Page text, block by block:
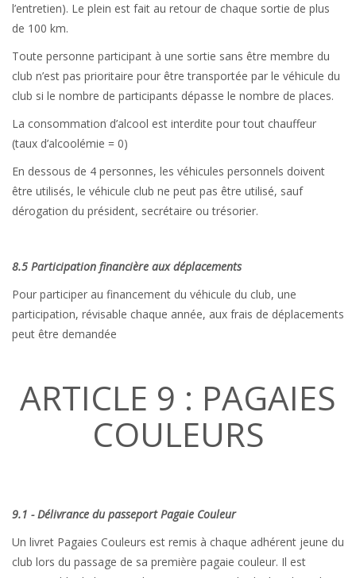
l’entretien). Le plein est fait au retour de chaque sortie de plus
de 100 km.
Toute personne participant à une sortie sans être membre du
club n’est pas prioritaire pour être transportée par le véhicule du
club si le nombre de participants dépasse le nombre de places.
La consommation d’alcool est interdite pour tout chauffeur
(taux d’alcoolémie = 0)
En dessous de 4 personnes, les véhicules personnels doivent
être utilisés, le véhicule club ne peut pas être utilisé, sauf
dérogation du président, secrétaire ou trésorier.
8.5 Participation financière aux déplacements
Pour participer au financement du véhicule du club, une
participation, révisable chaque année, aux frais de déplacements
peut être demandée
ARTICLE 9 : PAGAIES
COULEURS
9.1 - Délivrance du passeport Pagaie Couleur
Un livret Pagaies Couleurs est remis à chaque adhérent jeune du
club lors du passage de sa première pagaie couleur. Il est